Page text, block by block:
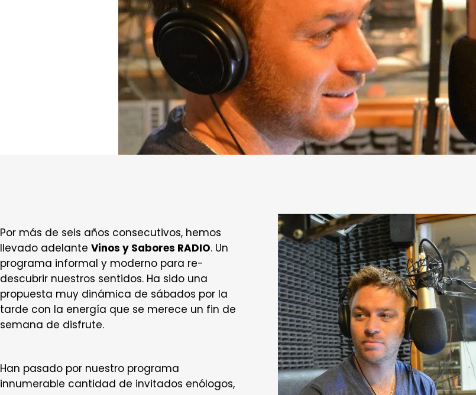
Por más de seis años consecutivos, hemos
llevado adelanteVinos y Sabores RADIO. Un
programa informal y moderno para re-
descubrir nuestros sentidos. Ha sido una
propuesta muy dinámica de sábados por la
tarde con la energía que se merece un fin de
semana de disfrute.
Han pasado por nuestro programa
innumerable cantidad de invitados enólogos,